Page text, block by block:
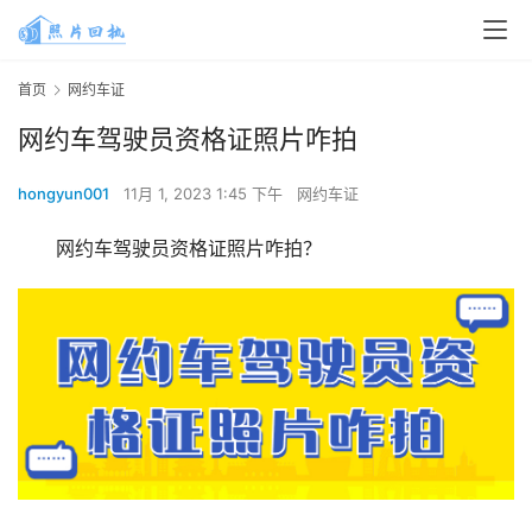
首页 网约车证
网约车驾驶员资格证照片咋拍
hongyun001 11月 1, 2023 1:45 下午 网约车证
网约车驾驶员资格证照片咋拍？